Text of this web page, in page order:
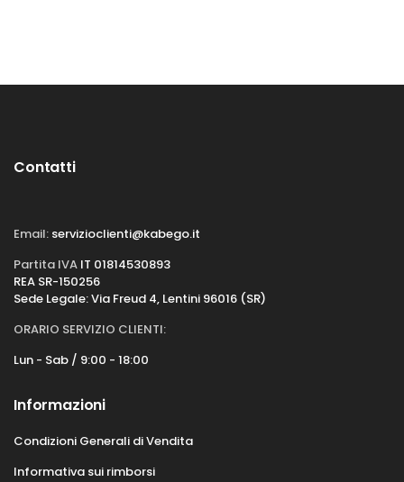
Contatti
Email: servizioclienti@kabego.it
Partita IVA IT 01814530893
REA SR-150256
Sede Legale: Via Freud 4, Lentini 96016 (SR)
ORARIO SERVIZIO CLIENTI:
Lun - Sab / 9:00 - 18:00
Informazioni
Condizioni Generali di Vendita
Informativa sui rimborsi